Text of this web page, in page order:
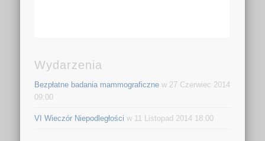
Wydarzenia
Bezpłatne badania mammograficzne w 27 Czerwiec 2014
09:00
VI Wieczór Niepodległości w 11 Listopad 2014 18:00